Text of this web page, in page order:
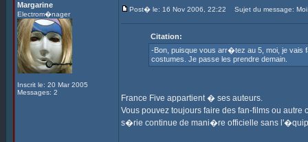
Margarine
Electrom�nager
Inscrit le: 20 Mar 2005
Messages: 2
Post� le: 16 Nov 2006, 22:22 Sujet du message:
Citation:
-Bon, puisque vous arr�tez au 5, moi, je vais
costumes. Je passe les prendre demain.
France Five appartient � ses auteurs.
Vous pouvez toujours faire des fan-films ou
s�rie continue de mani�re officielle sans